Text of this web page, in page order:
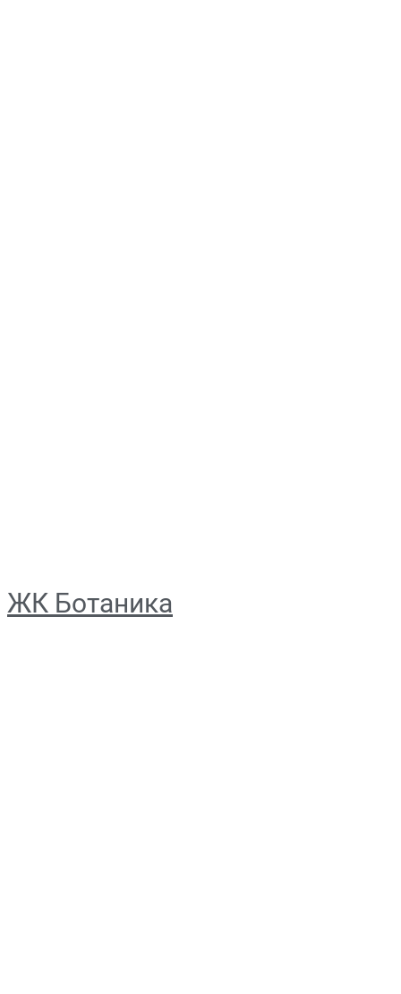
ЖК Ботаника